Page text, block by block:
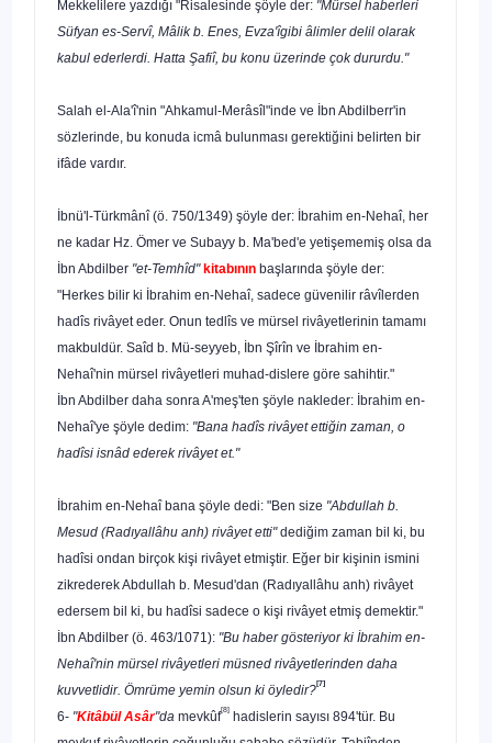
Mekkelilere yazdığı "Risalesinde şöyle der: "Mürsel haberleri
Süfyan es-Servî, Mâlik b. Enes, Evza'îgibi âlimler delil olarak
kabul ederlerdi. Hatta Şafiî, bu konu üzerinde çok dururdu."
Salah el-Ala'î'nin "Ahkamul-Merâsîl"inde ve İbn Abdilberr'in
sözlerinde, bu konuda icmâ bulunması gerektiğini belirten bir
ifâde vardır.
İbnü'l-Türkmânî (ö. 750/1349) şöyle der: İbrahim en-Nehaî, her
ne kadar Hz. Ömer ve Subayy b. Ma'bed'e yetişememiş olsa da
İbn Abdilber "et-Temhîd"kitabının başlarında şöyle der:
"Herkes bilir ki İbrahim en-Nehaî, sadece güvenilir râvîlerden
hadîs rivâyet eder. Onun tedlîs ve mürsel rivâyetlerinin tamamı
makbuldür. Saîd b. Mü-seyyeb, İbn Şîrîn ve İbrahim en-
Nehaî'nin mürsel rivâyetleri muhad-dislere göre sahihtir."
İbn Abdilber daha sonra A'meş'ten şöyle nakleder: İbrahim en-
Nehaî'ye şöyle dedim: "Bana hadîs rivâyet ettiğin zaman, o
hadîsi isnâd ederek rivâyet et."
İbrahim en-Nehaî bana şöyle dedi: "Ben size "Abdullah b.
Mesud (Radıyallâhu anh) rivâyet etti"dediğim zaman bil ki, bu
hadîsi ondan bir­çok kişi rivâyet etmiştir. Eğer bir kişinin ismini
zikrederek Abdullah b. Mesud'dan (Radıyallâhu anh) rivâyet
edersem bil ki, bu hadîsi sadece o kişi rivâyet etmiş demektir."
İbn Abdilber (ö. 463/1071): "Bu haber gösteriyor ki İbrahim en-
Nehaî'nin mürsel rivâyetleri müsned rivâyetlerinden daha
kuvvetlidir. Ömrü­me yemin olsun ki öyledir?[7]
6- "Kitâbül Asâr"da mevkûf[8] hadislerin sayısı 894'tür. Bu